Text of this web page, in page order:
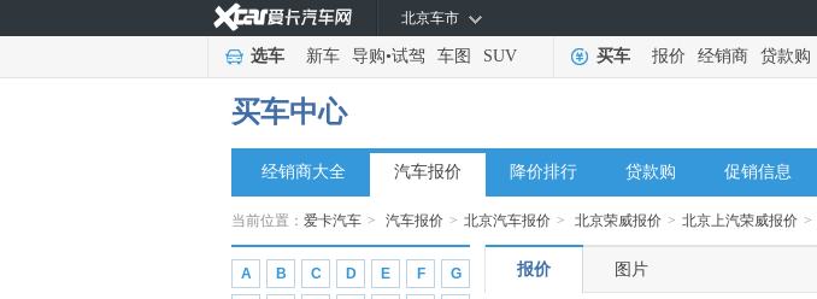
北京车市
选车 新车 导购•试驾 车图 SUV 买车 报价 经销商 贷款购
买车中心
经销商大全 汽车报价 降价排行 贷款购 促销信息
当前位置： 爱卡汽车 > 汽车报价 > 北京汽车报价 > 北京荣威报价 > 北京上汽荣威报价 >
A B C D E F G
上汽荣威(18)
鲸
科莱威CLEVER
荣威D6
荣威D7
荣威Ei5
报价 图片